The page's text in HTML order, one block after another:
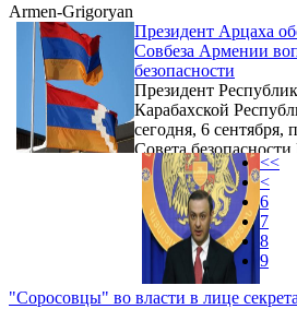
Armen-Grigoryan
Президент Арцаха
Совбеза Армении
безопасности
Президент
Карабахской
сегодня, 6 сентября,
Совета
Армена Григоряна.
пресс-служба
"Соросовцы" во власти в лице
<<
<
6
7
8
9